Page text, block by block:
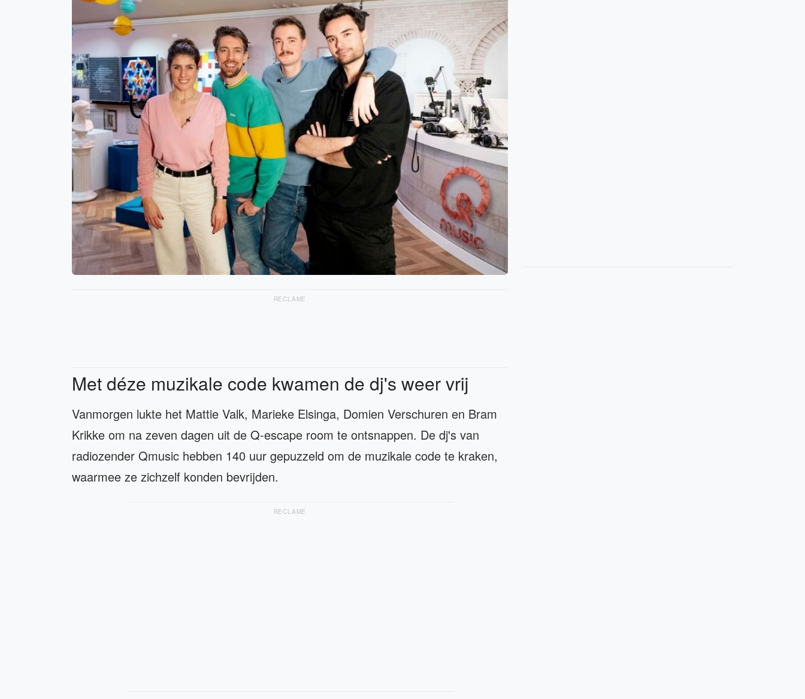
RECLAME
Met déze muzikale code kwamen de dj's weer vrij
Vanmorgen lukte het Mattie Valk, Marieke Elsinga, Domien Verschuren en Bram
Krikke om na zeven dagen uit de Q-escape room te ontsnappen. De dj's van
radiozender Qmusic hebben 140 uur gepuzzeld om de muzikale code te kraken,
waarmee ze zichzelf konden bevrijden.
RECLAME